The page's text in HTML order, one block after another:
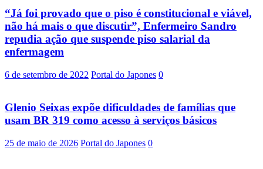
“Já foi provado que o piso é constitucional e viável,
não há mais o que discutir”, Enfermeiro Sandro
repudia ação que suspende piso salarial da
enfermagem
6 de setembro de 2022 Portal do Japones 0
Glenio Seixas expõe dificuldades de famílias que
usam BR 319 como acesso à serviços básicos
25 de maio de 2026 Portal do Japones 0